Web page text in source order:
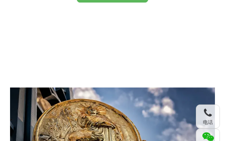
电话